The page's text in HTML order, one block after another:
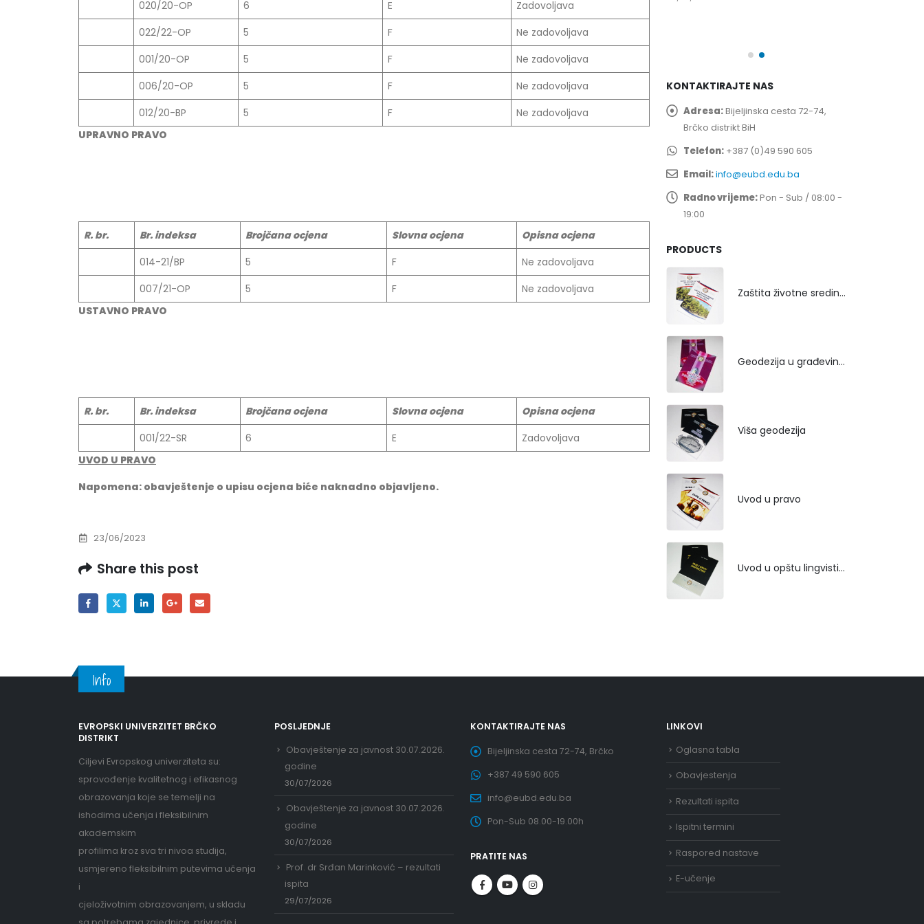
020/20-OP
6 E
Zadovoljava
022/22-OP
5 F
Ne zadovoljava
001/20-OP
5 F
Ne zadovoljava
006/20-OP
5 F
Ne zadovoljava
012/20-BP
5 F
Ne zadovoljava
UPRAVNO PRAVO
R. br. Br. indeksa Brojčana ocjena Slovna ocjena
Opisna ocjena
014-21/BP
5 F
Ne zadovoljava
007/21-OP
5 F
Ne zadovoljava
USTAVNO PRAVO
R. br. Br. indeksa Brojčana ocjena Slovna ocjena
Opisna ocjena
001/22-SR
6 E
Zadovoljava
UVOD U PRAVO
Napomena: obavještenje o upisu ocjena biće naknadno objavljeno.
23/06/2023
Share this post
Prof. dr Esed Karić – rezultati ispita Prof. dr Esed Karić – rezultati ispita
KONTAKTIRAJTE NAS
Adresa:Bijeljinska cesta 72-74,
Brčko distrikt BiH
Telefon: +387 (0)49 590 605
Email:info@eubd.edu.ba
Radno vrijeme:Pon - Sub / 08:00 -
19:00
PRODUCTS
Zaštita životne sredine rekultivacijom odlagališta
Geodezija u građevinarstvu
Viša geodezija
Uvod u pravo
Uvod u opštu lingvistiku
Info
EVROPSKI UNIVERZITET BRČKO
DISTRIKT
Ciljevi Evropskog univerziteta su:
sprovođenje kvalitetnog i efikasnog
obrazovanja koje se temelji na
ishodima učenja i fleksibilnim
akademskim
profilima kroz sva tri nivoa studija,
usmjereno fleksibilnim putevima učenja
i
cjeloživotnim obrazovanjem, u skladu
POSLJEDNJE
Obavještenje za javnost 30.07.2026.
godine
30/07/2026
Obavještenje za javnost 30.07.2026.
godine
30/07/2026
Prof. dr Srđan Marinković – rezultati
ispita
29/07/2026
KONTAKTIRAJTE NAS
Bijeljinska cesta 72-74, Brčko
+387 49 590 605
info@eubd.edu.ba
Pon-Sub 08.00-19.00h
PRATITE NAS
LINKOVI
Oglasna tabla
Obavjestenja
Rezultati ispita
Ispitni termini
Raspored nastave
E-učenje